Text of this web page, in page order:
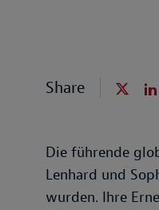
Share
Die führende
Lenhard und
wurden. Ihre